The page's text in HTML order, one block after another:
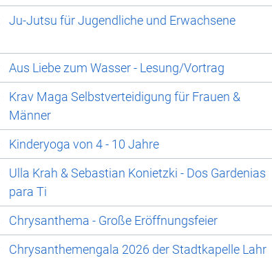
Ju-Jutsu für Jugendliche und Erwachsene
Aus Liebe zum Wasser - Lesung/Vortrag
Krav Maga Selbstverteidigung für Frauen &
Männer
Kinderyoga von 4 - 10 Jahre
Ulla Krah & Sebastian Konietzki - Dos Gardenias
para Ti
Chrysanthema - Große Eröffnungsfeier
Chrysanthemengala 2026 der Stadtkapelle Lahr